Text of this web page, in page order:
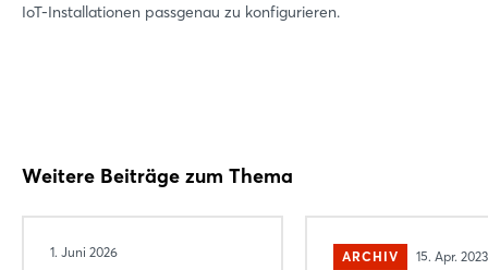
IoT-Installationen passgenau zu konfigurieren.
Weitere Beiträge zum Thema
1. Juni 2026 ARCHIV 15. Apr. 2023